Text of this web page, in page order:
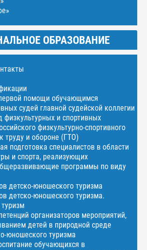
ОБРАЗОВАНИЕ
помощи обучающимся
судей главной судейской коллегии
физкультурных и спортивных
физкультурно-спортивного
труду и обороне (ГТО)
подготовка специалистов в области
и спорта, реализующих
программы по виду
детско-юношеского туризма
детско-юношеского туризма.
организаторов мероприятий,
детей в природной среде
юношеского туризма
обучающихся в